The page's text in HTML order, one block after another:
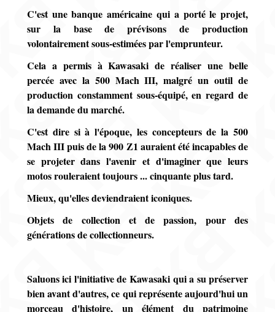
C'est une banque américaine qui a porté le projet,
sur la base de prévisons de production
volontairement sous-estimées par l'emprunteur.
Cela a permis à Kawasaki de réaliser une belle
percée avec la 500 Mach III, malgré un outil de
production constamment sous-équipé, en regard de
la demande du marché.
C'est dire si à l'époque, les concepteurs de la 500
Mach III puis de la 900 Z1 auraient été incapables de
se projeter dans l'avenir et d'imaginer que leurs
motos rouleraient toujours ... cinquante plus tard.
Mieux, qu'elles deviendraient iconiques.
Objets de collection et de passion, pour des
générations de collectionneurs.
Saluons ici l'initiative de Kawasaki qui a su préserver
bien avant d'autres, ce qui représente aujourd'hui un
morceau d'histoire, un élément du patrimoine